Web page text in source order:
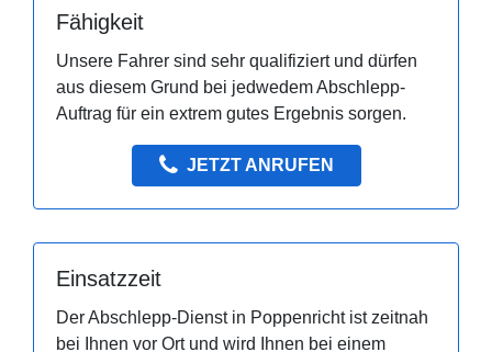
Fähigkeit
Unsere Fahrer sind sehr qualifiziert und dürfen
aus diesem Grund bei jedwedem Abschlepp-
Auftrag für ein extrem gutes Ergebnis sorgen.
JETZT ANRUFEN
Einsatzzeit
Der Abschlepp-Dienst in Poppenricht ist zeitnah
bei Ihnen vor Ort und wird Ihnen bei einem